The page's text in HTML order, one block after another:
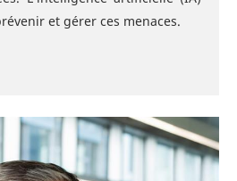
et gérer ces menaces.